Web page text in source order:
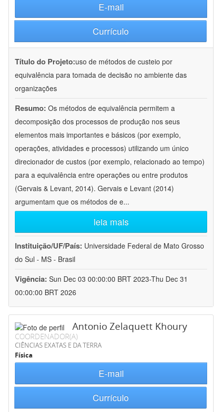
E-mail
Currículo
Título do Projeto:uso de métodos de custeio por
equivalência para tomada de decisão no ambiente das
organizações
Resumo: Os métodos de equivalência permitem a
decomposição dos processos de produção nos seus
elementos mais importantes e básicos (por exemplo,
operações, atividades e processos) utilizando um único
direcionador de custos (por exemplo, relacionado ao tempo)
para a equivalência entre operações ou entre produtos
(Gervais & Levant, 2014). Gervais e Levant (2014)
argumentam que os métodos de e...
leia mais
Instituição/UF/País: Universidade Federal de Mato Grosso
do Sul - MS - Brasil
Vigência: Sun Dec 03 00:00:00 BRT 2023-Thu Dec 31
00:00:00 BRT 2026
Antonio Zelaquett Khoury
COORDENADOR(A)
CIÊNCIAS EXATAS E DA TERRA
Física
E-mail
Currículo